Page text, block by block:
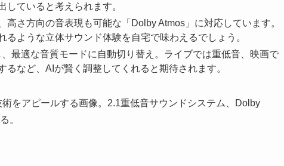
ていると考えられます。
高さ方向の音表現も可能な「Dolby Atmos」に対応しています。
ような立体サウンド体験を自宅で味わえるでしょう。
最適な音質モードに自動切り替え。ライブでは重低音、映画で
など、AIが賢く調整してくれると期待されます。